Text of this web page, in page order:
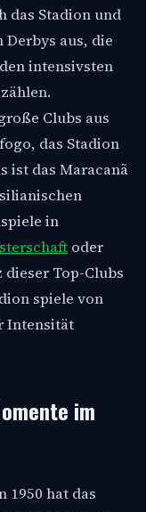
das Stadion und
aus, die
intensivsten
Clubs aus
das Stadion
ist das Maracanã
in
oder
dieser Top-Clubs
spiele von
Intensität
im
1950 hat das